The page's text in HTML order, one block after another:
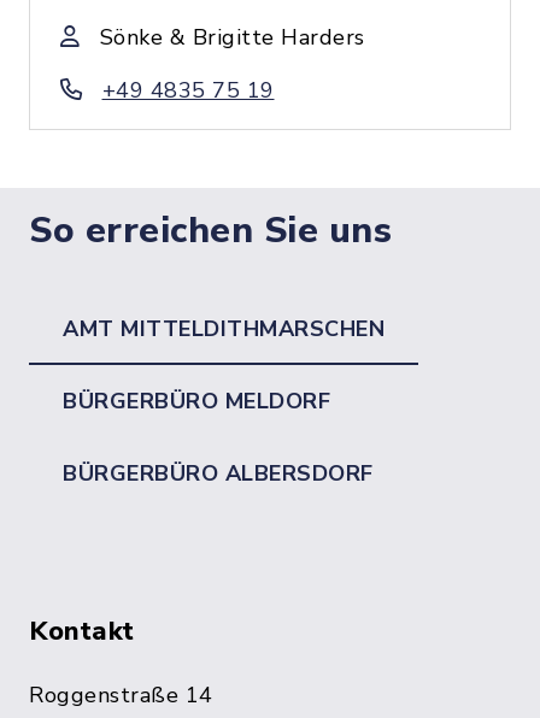
Sönke & Brigitte Harders
+49 4835 75 19
So erreichen Sie uns
AMT MITTELDITHMARSCHEN
BÜRGERBÜRO MELDORF
BÜRGERBÜRO ALBERSDORF
Kontakt
Roggenstraße 14